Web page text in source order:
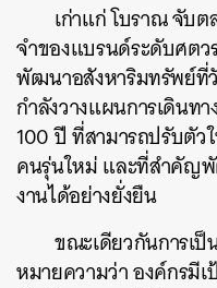
เก่าแก่ โบราณ จับ
จำของแบรนด์ระดับศตว
พัฒนาอสังหาริมทรัพย์ที่
กำลังวางแผนการเดินท
100 ปี ที่สามารถปรับตัว
คนรุ่นใหม่ และที่สำคัญ
งานได้อย่างยั่งยืน
ขณะเดียวกันการเ
หมายความว่า องค์กรมี